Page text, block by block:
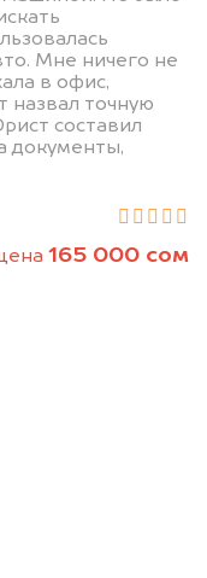
Мне ничего не
в офис,
назвал точную
составил
документы,
165 000 сом
+996
11
вас и
Land